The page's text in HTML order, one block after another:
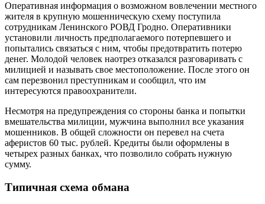
Оперативная информация о возможном вовлечении местного
жителя в крупную мошенническую схему поступила
сотрудникам Ленинского РОВД Гродно. Оперативники
установили личность предполагаемого потерпевшего и
попытались связаться с ним, чтобы предотвратить потерю
денег. Молодой человек наотрез отказался разговаривать с
милицией и называть свое местоположение. После этого он
сам перезвонил преступникам и сообщил, что им
интересуются правоохранители.
Несмотря на предупреждения со стороны банка и попытки
вмешательства милиции, мужчина выполнил все указания
мошенников. В общей сложности он перевел на счета
аферистов 60 тыс. рублей. Кредиты были оформлены в
четырех разных банках, что позволило собрать нужную
сумму.
Типичная схема обмана